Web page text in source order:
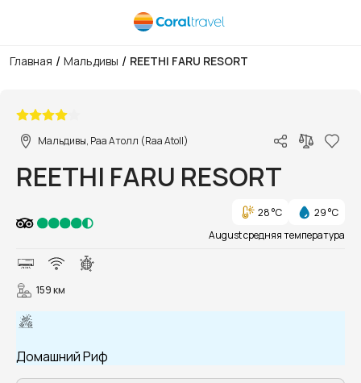
Главная / Мальдивы / REETHI FARU RESORT
Мальдивы, Раа Атолл (Raa Atoll)
REETHI FARU RESORT
28 °C
29 °C
August средняя температура
159 км
Домашний Риф